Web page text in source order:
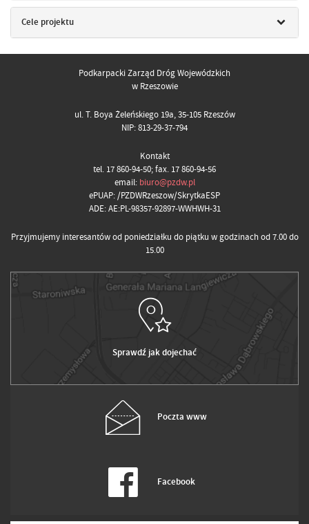
Cele projektu
Podkarpacki Zarząd Dróg Wojewódzkich
w Rzeszowie
ul. T. Boya Żeleńskiego 19a, 35-105 Rzeszów
NIP: 813-29-37-794
Kontakt
tel. 17 860-94-50; fax. 17 860-94-56
email: biuro@pzdw.pl
ePUAP: /PZDWRzeszow/SkrytkaESP
ADE: AE:PL-98357-92897-WWHWH-31
Przyjmujemy interesantów od poniedziałku do piątku w godzinach od 7.00 do
15.00
Sprawdź jak dojechać
Poczta www
Facebook